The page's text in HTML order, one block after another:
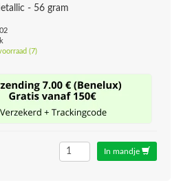
- 56 gram
(7)
In mandje